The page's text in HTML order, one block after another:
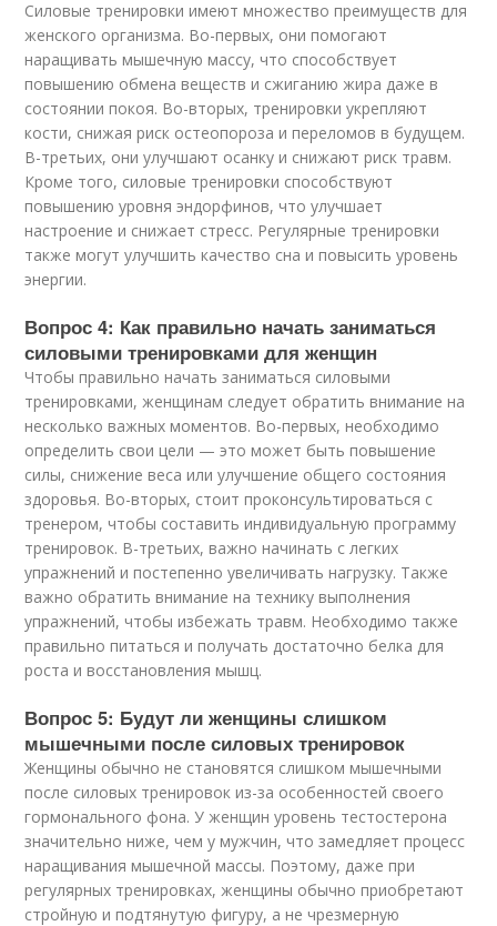
Силовые тренировки имеют множество преимуществ для
женского организма. Во-первых, они помогают
наращивать мышечную массу, что способствует
повышению обмена веществ и сжиганию жира даже в
состоянии покоя. Во-вторых, тренировки укрепляют
кости, снижая риск остеопороза и переломов в будущем.
В-третьих, они улучшают осанку и снижают риск травм.
Кроме того, силовые тренировки способствуют
повышению уровня эндорфинов, что улучшает
настроение и снижает стресс. Регулярные тренировки
также могут улучшить качество сна и повысить уровень
энергии.
Вопрос 4: Как правильно начать заниматься
силовыми тренировками для женщин
Чтобы правильно начать заниматься силовыми
тренировками, женщинам следует обратить внимание на
несколько важных моментов. Во-первых, необходимо
определить свои цели — это может быть повышение
силы, снижение веса или улучшение общего состояния
здоровья. Во-вторых, стоит проконсультироваться с
тренером, чтобы составить индивидуальную программу
тренировок. В-третьих, важно начинать с легких
упражнений и постепенно увеличивать нагрузку. Также
важно обратить внимание на технику выполнения
упражнений, чтобы избежать травм. Необходимо также
правильно питаться и получать достаточно белка для
роста и восстановления мышц.
Вопрос 5: Будут ли женщины слишком
мышечными после силовых тренировок
Женщины обычно не становятся слишком мышечными
после силовых тренировок из-за особенностей своего
гормонального фона. У женщин уровень тестостерона
значительно ниже, чем у мужчин, что замедляет процесс
наращивания мышечной массы. Поэтому, даже при
регулярных тренировках, женщины обычно приобретают
стройную и подтянутую фигуру, а не чрезмерную